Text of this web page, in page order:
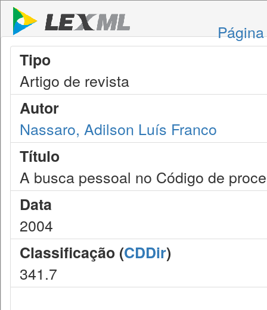
Tipo
Artigo de revista
Autor
Nassaro, Adilson Luís Franco
Título
A busca pessoal no Código de
Data
2004
Classificação (CDDir)
341.7